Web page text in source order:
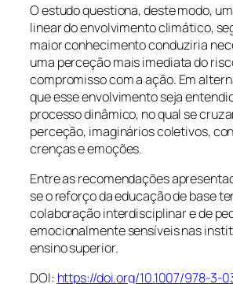
O estudo questiona, deste modo,
linear do envolvimento climático,
maior conhecimento conduziria
uma perceção mais imediata do
compromisso com a ação. Em
que esse envolvimento seja
processo dinâmico, no qual se
perceção, imaginários coletivos,
crenças e emoções.
Entre as recomendações
se o reforço da educação de base
colaboração interdisciplinar e de
emocionalmente sensíveis nas
ensino superior.
DOI: https://doi.org/10.1007/978-3-